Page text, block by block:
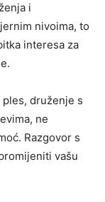
i
nivoima, to
interesa za
druženje s
ne
Razgovor s
vašu